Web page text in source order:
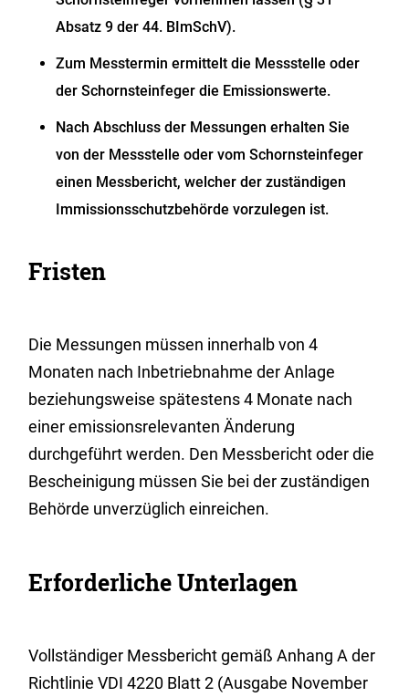
Absatz 9 der 44. BImSchV).
Zum Messtermin ermittelt die Messstelle oder
der Schornsteinfeger die Emissionswerte.
Nach Abschluss der Messungen erhalten Sie
von der Messstelle oder vom Schornsteinfeger
einen Messbericht, welcher der zuständigen
Immissionsschutzbehörde vorzulegen ist.
Fristen
Die Messungen müssen innerhalb von 4
Monaten nach Inbetriebnahme der Anlage
beziehungsweise spätestens 4 Monate nach
einer emissionsrelevanten Änderung
durchgeführt werden. Den Messbericht oder die
Bescheinigung müssen Sie bei der zuständigen
Behörde unverzüglich einreichen.
Erforderliche Unterlagen
Vollständiger Messbericht gemäß Anhang A der
Richtlinie VDI 4220 Blatt 2 (Ausgabe November